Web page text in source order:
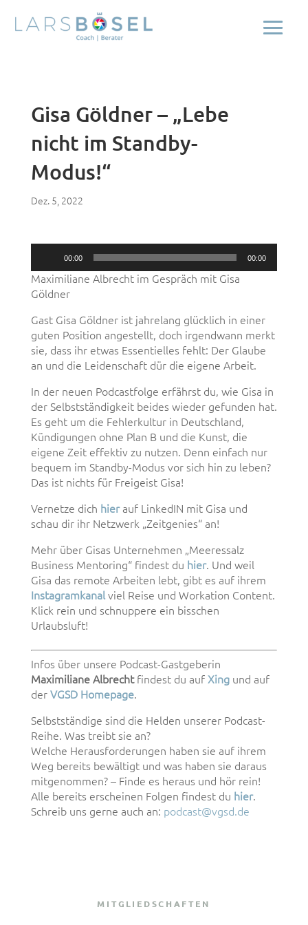
Gisa Göldner – „Lebe
nicht im Standby-
Modus!“
Dez. 5, 2022
00:00 00:00
Maximiliane Albrecht im Gespräch mit Gisa
Göldner
Gast Gisa Göldner ist jahrelang glücklich in einer
guten Position angestellt, doch irgendwann merkt
sie, dass ihr etwas Essentielles fehlt: Der Glaube
an und die Leidenschaft dür die eigene Arbeit.
In der neuen Podcastfolge erfährst du, wie Gisa in
der Selbstständigkeit beides wieder gefunden hat.
Es geht um die Fehlerkultur in Deutschland,
Kündigungen ohne Plan B und die Kunst, die
eigene Zeit effektiv zu nutzen. Denn einfach nur
bequem im Standby-Modus vor sich hin zu leben?
Das ist nichts für Freigeist Gisa!
Vernetze dich hierauf LinkedIN mit Gisa und
schau dir ihr Netzwerk „Zeitgenies“ an!
Mehr über Gisas Unternehmen „Meeressalz
Business Mentoring“ findest du hier. Und weil
Gisa das remote Arbeiten lebt, gibt es auf ihrem
Instagramkanalviel Reise und Workation Content.
Klick rein und schnuppere ein bisschen
Urlaubsluft!
Infos über unsere Podcast-Gastgeberin
Maximiliane Albrechtfindest du auf Xingund auf
der VGSD Homepage.
Selbstständige sind die Helden unserer Podcast-
Reihe. Was treibt sie an?
Welche Herausforderungen haben sie auf ihrem
Weg bereits bewältigt und was haben sie daraus
mitgenommen? – Finde es heraus und hör rein!
Alle bereits erscheinen Folgen findest du hier.
Schreib uns gerne auch an: podcast@vgsd.de
MITGLIEDSCHAFTEN